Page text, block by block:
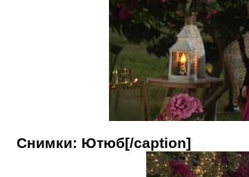
Снимки: Ютюб[/caption]